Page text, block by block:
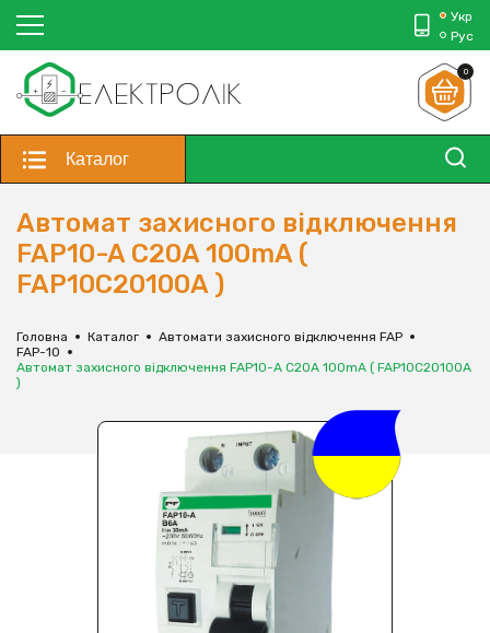
Укр
Рус
0
Каталог
Автомат захисного відключення
FAP10-A С20A 100mA (
FAP10С20100A )
Головна Каталог
Автомати захисного відключення FAP
FAP-10
Автомат захисного відключення FAP10-A С20A 100mA ( FAP10С20100A
)